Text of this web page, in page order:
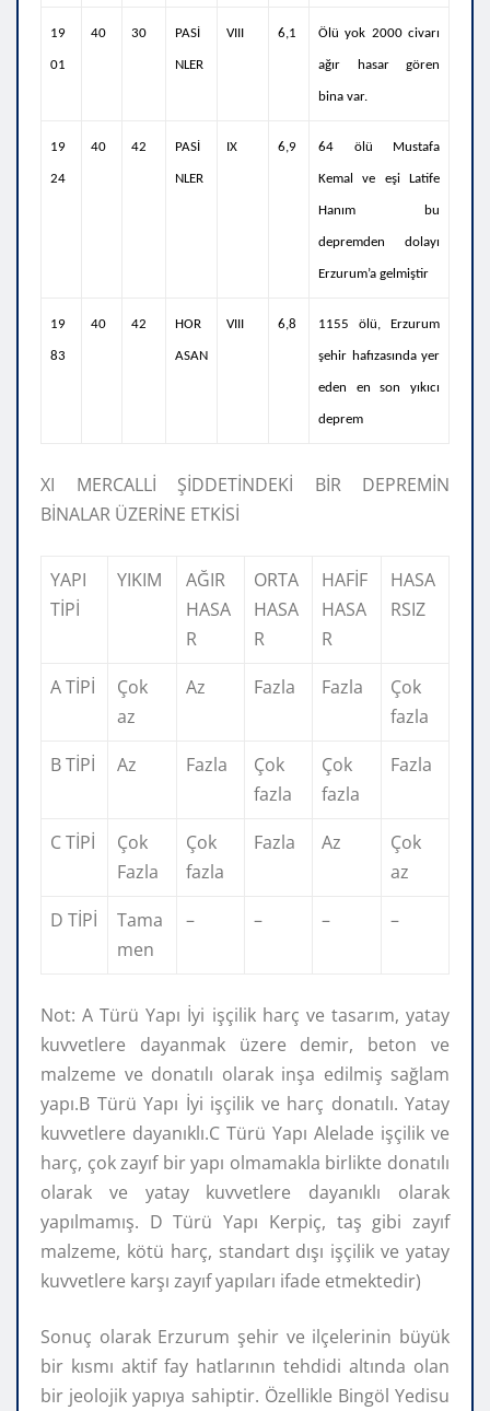
19
01
40 30 PASİ
NLER
VIII 6,1 Ölü yok 2000 civarı
ağır hasar gören
bina var.
19
24
40 42 PASİ
NLER
IX 6,9 64 ölü Mustafa
Kemal ve eşi Latife
Hanım bu
depremden dolayı
Erzurum’a gelmiştir
19
83
40 42 HOR
ASAN
VIII 6,8 1155 ölü, Erzurum
şehir hafızasında yer
eden en son yıkıcı
deprem
XI MERCALLİ ŞİDDETİNDEKİ BİR DEPREMİN
BİNALAR ÜZERİNE ETKİSİ
YAPI
TİPİ
YIKIM
AĞIR
HASA
R
ORTA
HASA
R
HAFİF
HASA
R
HASA
RSIZ
A TİPİ
Çok
az
Az Fazla Fazla
Çok
fazla
B TİPİ
Az Fazla
Çok
fazla
Çok
fazla
Fazla
C TİPİ
Çok
Fazla
Çok
fazla
Fazla Az
Çok
az
D TİPİ
Tama
men
– – – –
Not: A Türü Yapı İyi işçilik harç ve tasarım, yatay
kuvvetlere dayanmak üzere demir, beton ve
malzeme ve donatılı olarak inşa edilmiş sağlam
yapı.B Türü Yapı İyi işçilik ve harç donatılı. Yatay
kuvvetlere dayanıklı.C Türü Yapı Alelade işçilik ve
harç, çok zayıf bir yapı olmamakla birlikte donatılı
olarak ve yatay kuvvetlere dayanıklı olarak
yapılmamış. D Türü Yapı Kerpiç, taş gibi zayıf
malzeme, kötü harç, standart dışı işçilik ve yatay
kuvvetlere karşı zayıf yapıları ifade etmektedir)
Sonuç olarak Erzurum şehir ve ilçelerinin büyük
bir kısmı aktif fay hatlarının tehdidi altında olan
bir jeolojik yapıya sahiptir. Özellikle Bingöl Yedisu